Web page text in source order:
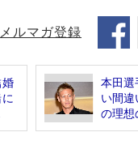
メルマガ登録
本田選
い間
の理想